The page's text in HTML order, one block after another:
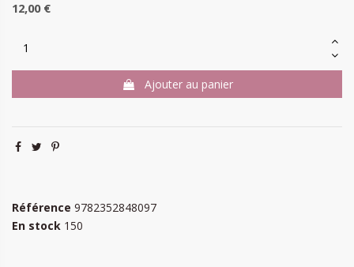
12,00 €
Ajouter au panier
Référence 9782352848097
En stock 150